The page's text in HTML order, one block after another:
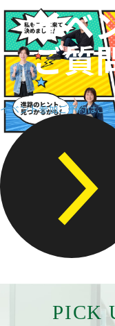
オープンキャンパス
活躍できるフィール
キャンパスライフ
資格・就職
その他の情報
イベ
ご質
イベント参加ご予約はこ
PICK